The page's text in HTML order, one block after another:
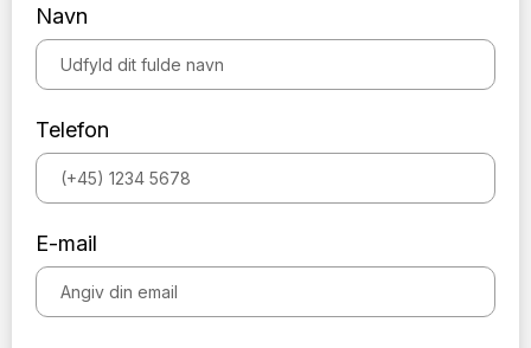
Navn
Telefon
E-mail